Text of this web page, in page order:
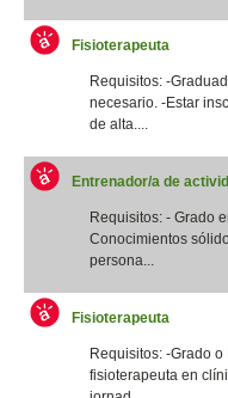
Fisioterapeuta
Requisitos: -
necesario. -Estar
de alta....
Entrenador/a de
Requisitos: - Grado
Conocimientos
persona...
Fisioterapeuta
Requisitos: -Grado
fisioterapeuta en